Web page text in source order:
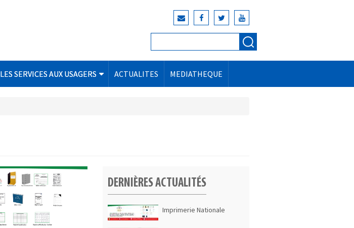
Formulaire de
recherche
LES SERVICES AUX USAGERS ACTUALITES MEDIATHEQUE
DERNIÈRES ACTUALITÉS
Imprimerie Nationale